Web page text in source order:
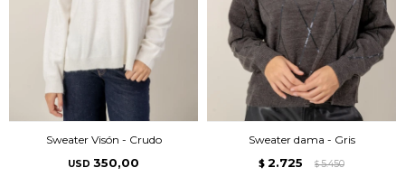
Sweater Visón - Crudo
USD 350,00
Sweater dama - Gris
$ 2.725 $ 5.450